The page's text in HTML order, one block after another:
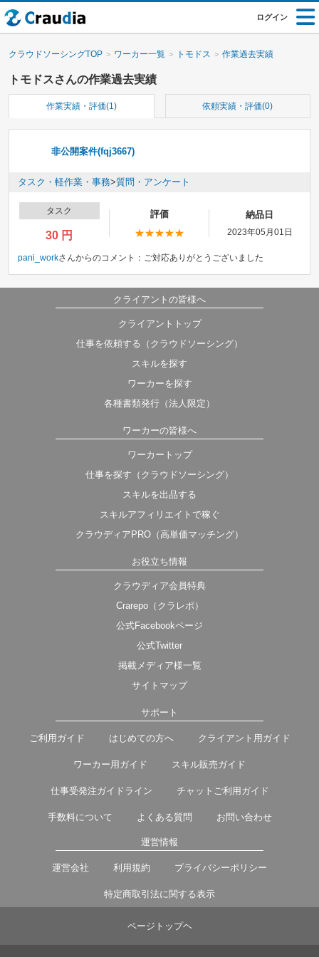
ログイン
クラウドソーシングTOP ワーカー一覧 トモドス 作業過去実績
トモドスさんの作業過去実績
作業実績・評価(1) 依頼実績・評価(0)
非公開案件(fqj3667)
タスク・軽作業・事務>質問・アンケート
タスク
30 円
評価 納品日
2023年05月01日
pani_workさんからのコメント： ご対応ありがとうございました
クライアントの皆様へ
クライアントトップ
仕事を依頼する（クラウドソーシング）
スキルを探す
ワーカーを探す
各種書類発行（法人限定）
ワーカーの皆様へ
ワーカートップ
仕事を探す（クラウドソーシング）
スキルを出品する
スキルアフィリエイトで稼ぐ
クラウディアPRO（高単価マッチング）
お役立ち情報
クラウディア会員特典
Crarepo（クラレポ）
公式Facebookページ
公式Twitter
掲載メディア様一覧
サイトマップ
サポート
ご利用ガイド はじめての方へ クライアント用ガイド
ワーカー用ガイド スキル販売ガイド
仕事受発注ガイドライン チャットご利用ガイド
手数料について よくある質問 お問い合わせ
運営情報
運営会社 利用規約 プライバシーポリシー
特定商取引法に関する表示
ページトップヘ